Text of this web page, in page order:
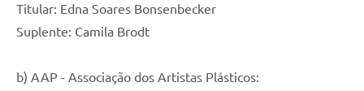
Titular: Edna Soares Bonsenbecker
Suplente: Camila Brodt
b) AAP - Associação dos Artistas Plásticos: